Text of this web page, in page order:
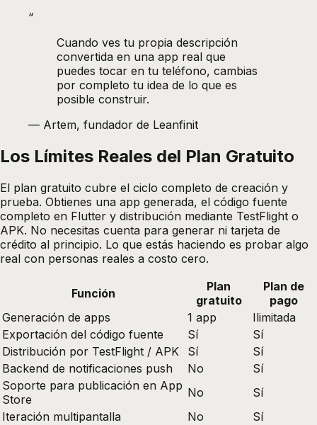
“
Cuando ves tu propia descripción
convertida en una app real que
puedes tocar en tu teléfono, cambias
por completo tu idea de lo que es
posible construir.
— Artem, fundador de Leanfinit
Los Límites Reales del Plan Gratuito
El plan gratuito cubre el ciclo completo de creación y
prueba. Obtienes una app generada, el código fuente
completo en Flutter y distribución mediante TestFlight o
APK. No necesitas cuenta para generar ni tarjeta de
crédito al principio. Lo que estás haciendo es probar algo
real con personas reales a costo cero.
Función
Plan
gratuito
Plan de
pago
Generación de apps
1 app
Ilimitada
Exportación del código fuente
Sí
Sí
Distribución por TestFlight / APK
Sí
Sí
Backend de notificaciones push
No
Sí
Soporte para publicación en App
Store
No
Sí
Iteración multipantalla
No
Sí